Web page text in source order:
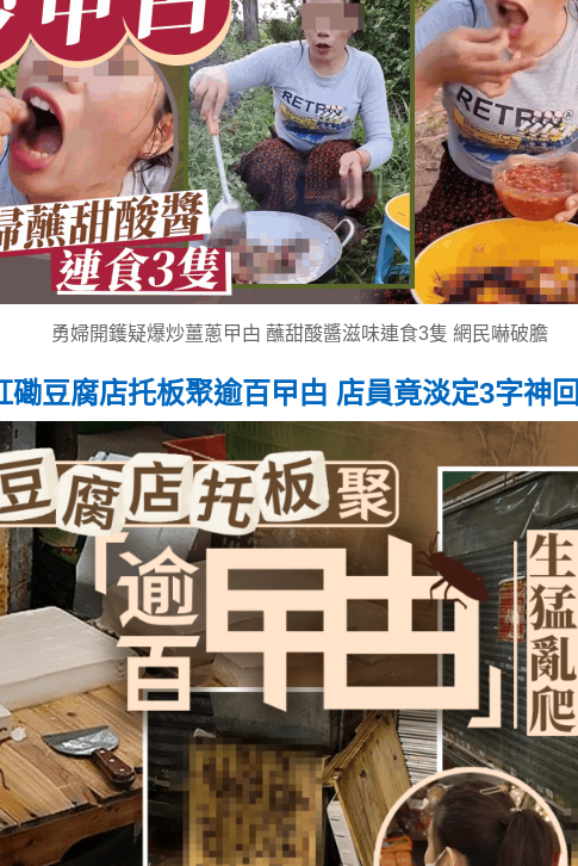
勇婦開鑊疑爆炒薑蔥曱甴 蘸甜酸醬滋味連食3隻 網民嚇破膽
磡豆腐店托板聚逾百曱甴 店員竟淡定3字神回